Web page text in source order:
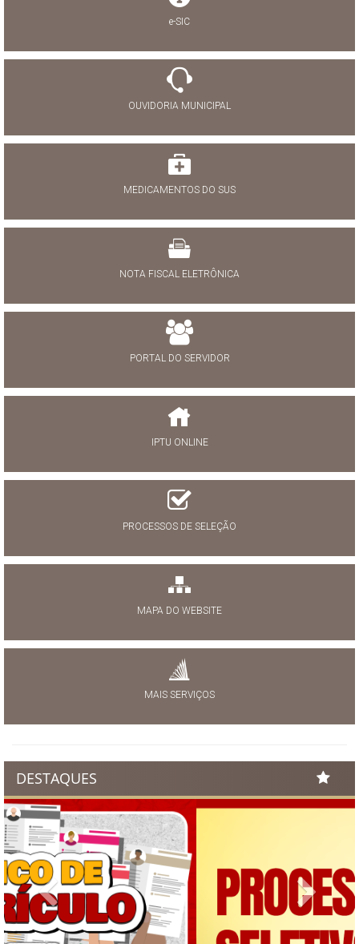
e-SIC
OUVIDORIA MUNICIPAL
MEDICAMENTOS DO SUS
NOTA FISCAL ELETRÔNICA
PORTAL DO SERVIDOR
IPTU ONLINE
PROCESSOS DE SELEÇÃO
MAPA DO WEBSITE
MAIS SERVIÇOS
DESTAQUES